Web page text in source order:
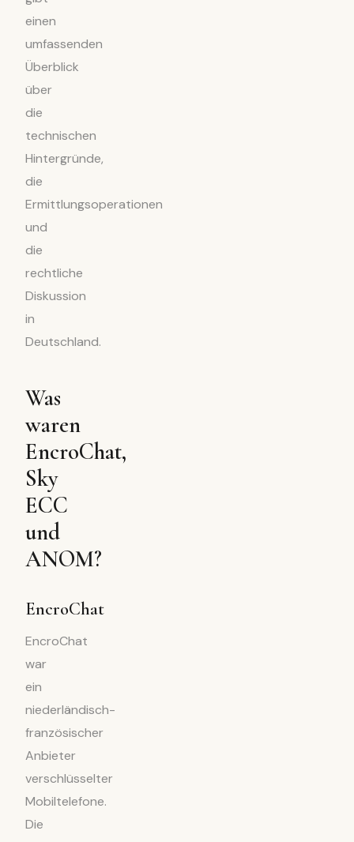
einen
umfassenden
Überblick
über
die
technischen
Hintergründe,
die
Ermittlungsoperationen
und
die
rechtliche
Diskussion
in
Deutschland.
Was
waren
EncroChat,
Sky
ECC
und
ANOM?
EncroChat
EncroChat
war
ein
niederländisch-
französischer
Anbieter
verschlüsselter
Mobiltelefone.
Die